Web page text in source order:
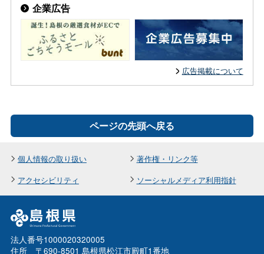
企業広告
広告掲載について
ページの先頭へ戻る
個人情報の取り扱い
著作権・リンク等
アクセシビリティ
ソーシャルメディア利用指針
法人番号1000020320005
住所 〒690-8501 島根県松江市殿町1番地